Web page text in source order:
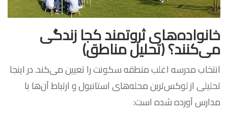
خانواده‌های ثروتمند کجا زندگی
می‌کنند؟ (تحلیل مناطق)
انتخاب مدرسه اغلب منطقه سکونت را تعیین می‌کند. در اینجا
تحلیلی از لوکس‌ترین محله‌های استانبول و ارتباط آن‌ها با
مدارس آورده شده است: